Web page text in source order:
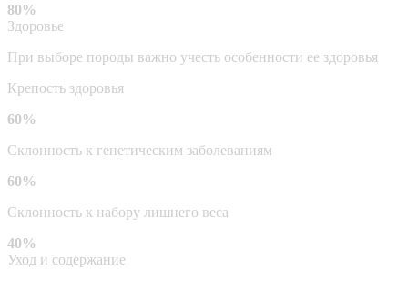
80%
Здоровье
При выборе породы важно учесть особенности ее здоровья
Крепость здоровья
60%
Склонность к генетическим заболеваниям
60%
Склонность к набору лишнего веса
40%
Уход и содержание